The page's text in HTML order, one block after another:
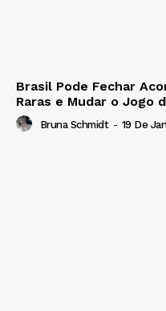
Brasil Pode Fechar
Raras e Mudar o Jogo
Bruna Schmidt - 19 De